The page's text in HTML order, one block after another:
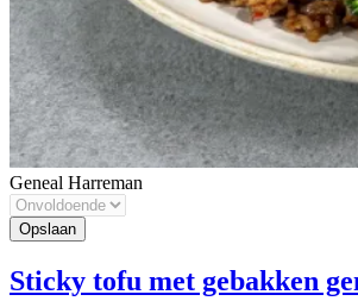
Geneal Harreman
Sticky tofu met gebakken